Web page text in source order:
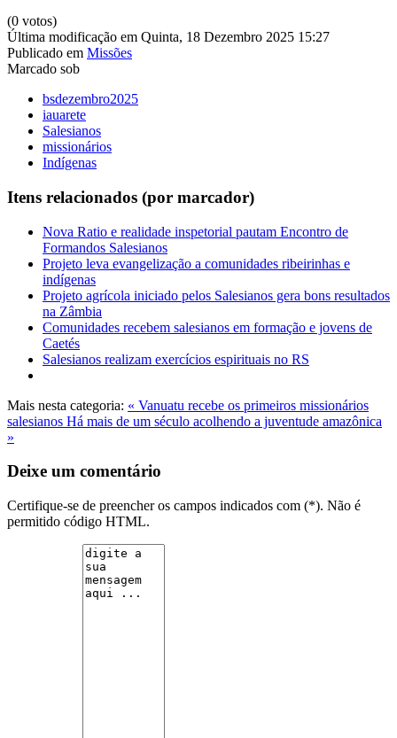
(0 votos)
Última modificação em Quinta, 18 Dezembro 2025 15:27
Publicado em Missões
Marcado sob
bsdezembro2025
iauarete
Salesianos
missionários
Indígenas
Itens relacionados (por marcador)
Nova Ratio e realidade inspetorial pautam Encontro de
Formandos Salesianos
Projeto leva evangelização a comunidades ribeirinhas e
indígenas
Projeto agrícola iniciado pelos Salesianos gera bons resultados
na Zâmbia
Comunidades recebem salesianos em formação e jovens de
Caetés
Salesianos realizam exercícios espirituais no RS
Mais nesta categoria: « Vanuatu recebe os primeiros missionários
salesianos Há mais de um século acolhendo a juventude amazônica
»
Deixe um comentário
Certifique-se de preencher os campos indicados com (*). Não é
permitido código HTML.